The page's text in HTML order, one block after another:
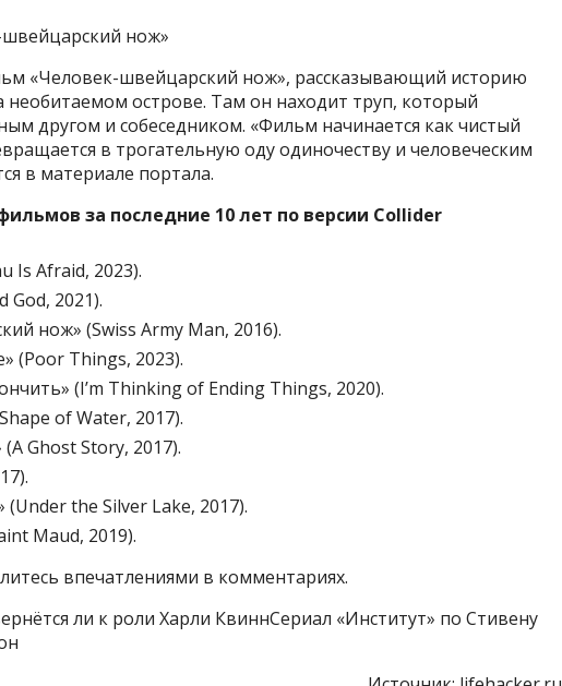
нож»
«Человек-швейцарский нож», рассказывающий историю
необитаемом острове. Там он находит труп, который
другом и собеседником. «Фильм начинается как чистый
в трогательную оду одиночеству и человеческим
в материале портала.
за последние 10 лет по версии Collider
Is Afraid, 2023).
God, 2021).
нож» (Swiss Army Man, 2016).
(Poor Things, 2023).
(I’m Thinking of Ending Things, 2020).
of Water, 2017).
Ghost Story, 2017).
the Silver Lake, 2017).
Maud, 2019).
впечатлениями в комментариях.
ли к роли Харли КвиннСериал «Институт» по Стивену